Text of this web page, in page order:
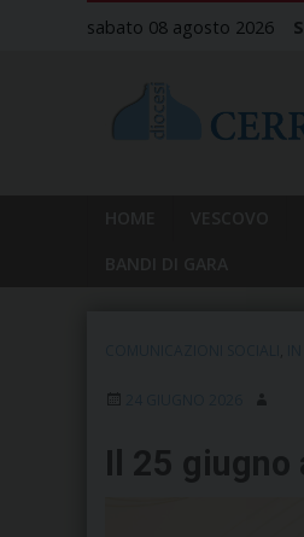
sabato 08 agosto 2026
Il 25 giugno